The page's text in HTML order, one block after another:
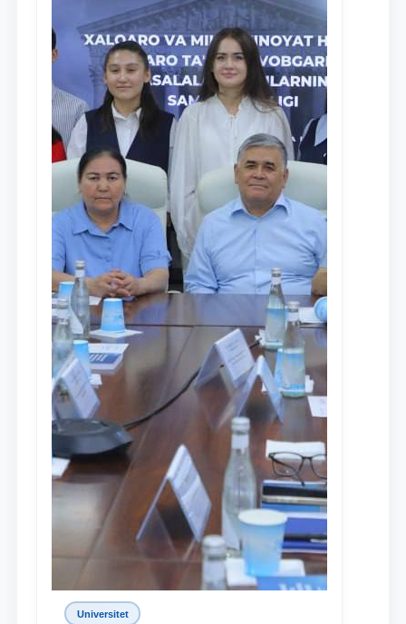
Ism va familiyangiz
Telefon raqamingiz
Pochta
yuborish
Universitet